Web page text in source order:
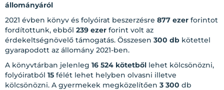
állományáról
2021 évben könyv és folyóirat beszerzésre 877 ezer forintot
fordítottunk, ebből 239 ezer forint volt az
érdekeltségnövelő támogatás. Összesen 300 db kötettel
gyarapodott az állomány 2021-ben.
A könyvtárban jelenleg 16 524 kötetből lehet kölcsönözni,
folyóiratból 15 félét lehet helyben olvasni illetve
kölcsönözni. A gyermekek megközelítően 3 300 db